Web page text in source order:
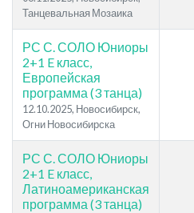
Танцевальная Мозаика
РС С. СОЛО Юниоры
2+1 E класс,
Европейская
программа (3 танца)
12.10.2025, Новосибирск,
Огни Новосибирска
РС С. СОЛО Юниоры
2+1 E класс,
Латиноамериканская
программа (3 танца)